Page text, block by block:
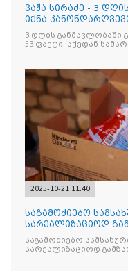
ვაჟა სირაძე - 3
იქნა
3 დღის განმავლობაში
53 ფაქტი, აქედან
2025-10-21 11:40
საგამოძიებო
სარეალიზაციოდ
მეტი „Jacobs Monar
საგამოძიებო
სარეალიზაციოდ